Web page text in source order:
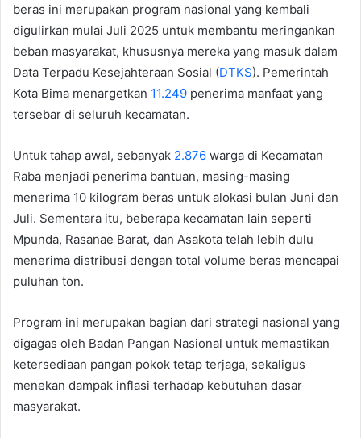
beras ini merupakan program nasional yang kembali
digulirkan mulai Juli 2025 untuk membantu meringankan
beban masyarakat, khususnya mereka yang masuk dalam
Data Terpadu Kesejahteraan Sosial (DTKS). Pemerintah
Kota Bima menargetkan 11.249 penerima manfaat yang
tersebar di seluruh kecamatan.
Untuk tahap awal, sebanyak 2.876 warga di Kecamatan
Raba menjadi penerima bantuan, masing-masing
menerima 10 kilogram beras untuk alokasi bulan Juni dan
Juli. Sementara itu, beberapa kecamatan lain seperti
Mpunda, Rasanae Barat, dan Asakota telah lebih dulu
menerima distribusi dengan total volume beras mencapai
puluhan ton.
Program ini merupakan bagian dari strategi nasional yang
digagas oleh Badan Pangan Nasional untuk memastikan
ketersediaan pangan pokok tetap terjaga, sekaligus
menekan dampak inflasi terhadap kebutuhan dasar
masyarakat.